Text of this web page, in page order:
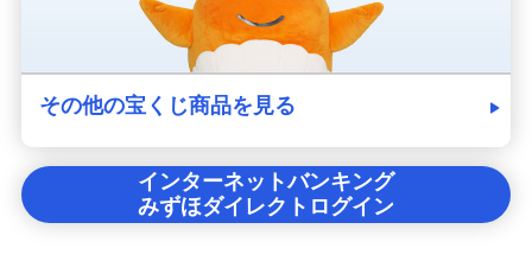
その他の宝くじ商品を見る
インターネットバンキング
みずほダイレクトログイン